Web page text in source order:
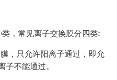
，常见离子交换膜分四类:
，只允许阳离子通过，即允
不能通过。